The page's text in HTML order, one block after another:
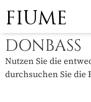
FIUME
DONBASS
Nutzen Sie die
durchsuchen Sie die